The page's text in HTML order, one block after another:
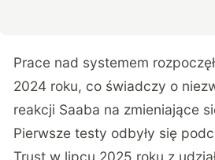
Prace nad systemem
2024 roku, co świadczy o
reakcji Saaba na zmieniające
Pierwsze testy odbyły się
Trust w lipcu 2025 roku z